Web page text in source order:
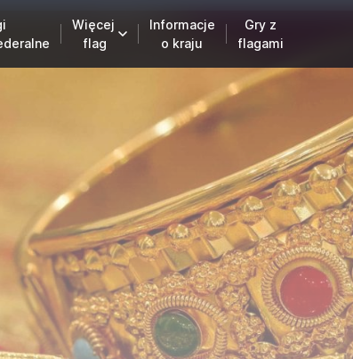
Więcej
flag
Informacje
o kraju
Gry z
flagami